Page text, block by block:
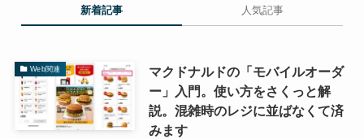
新着記事 人気記事
Web関連
マクドナルドの「モバイルオーダ
ー」入門。使い方をさくっと解
説。混雑時のレジに並ばなくて済
みます